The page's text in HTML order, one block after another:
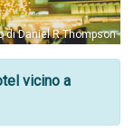
di Daniel R Thompson
vicino a